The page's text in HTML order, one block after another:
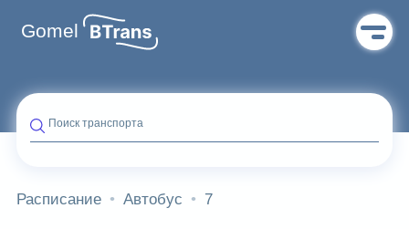
Gomel
Поиск транспорта
Расписание Автобус 7